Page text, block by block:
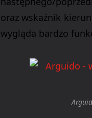
oraz wskaźnik
wygląda bardzo